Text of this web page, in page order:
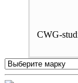
CWG-